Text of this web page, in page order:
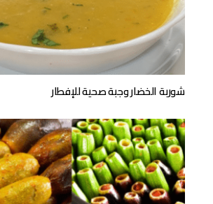
شوربة الخضار وجبة صحية للإفطار